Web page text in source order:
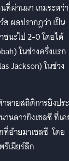
ที่ผ่านมา เกมระหว่
ส ผลปรากฎว่า เป็น
ชนะไป 2-0 โดยได้
ในช่วงครึ่งแรก
Jackson) ในช่วง
ลายสถิติการยิงปร
นดาวยิงเชลซี ที่เ
ที่ย้ายมาเชลซี โดย
เมียร์ลีก